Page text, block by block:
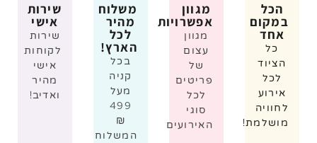
הכל
במקום
אחד
כל
הציוד
לכל
אירוע
לחוויה
מושלמת!
מגוון
אפשרויות
מגוון
עצום
של
פריטים
לכל
סוגי
האירועים
משלוח
מהיר
לכל
הארץ!
בכל
קניה
מעל
499
₪
המשלוח
שירות
אישי
שירות
לקוחות
אישי
מהיר
ואדיב!